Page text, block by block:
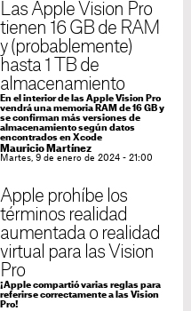
Las Apple Vision Pro
tienen 16 GB de RAM
y (probablemente)
hasta 1 TB de
almacenamiento
En el interior de las Apple Vision Pro
vendrá una memoria RAM de 16 GB y
se confirman más versiones de
almacenamiento según datos
encontrados en Xcode
Mauricio Martínez
Martes, 9 de enero de 2024 - 21:00
Apple prohíbe los
términos realidad
aumentada o realidad
virtual para las Vision
Pro
¡Apple compartió varias reglas para
referirse correctamente a las Vision
Pro!